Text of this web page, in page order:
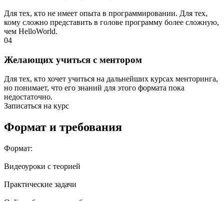
Для тех, кто не имеет опыта в программировании. Для тех,
кому сложно представить в голове программу более сложную,
чем HelloWorld.
04
Желающих учиться с ментором
Для тех, кто хочет учиться на дальнейших курсах менторинга,
но понимает, что его знаний для этого формата пока
недостаточно.
Записаться на курс
Формат и требования
Формат:
Видеоуроки с теорией
Практические задачи